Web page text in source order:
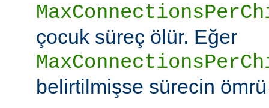
çocuk süreç ölür. Eğer
belirtilmişse sürecin